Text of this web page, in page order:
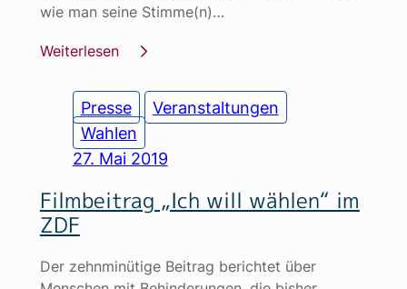
wie man seine Stimme(n)…
Weiterlesen
Presse
Veranstaltungen
Wahlen
27. Mai 2019
Filmbeitrag „Ich will wählen“ im
ZDF
Der zehnminütige Beitrag berichtet über